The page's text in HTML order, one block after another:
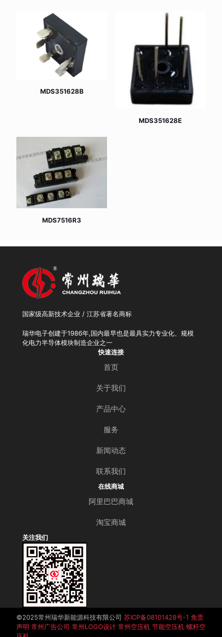
MDS351628B
MDS351628E
MDS7516R3
国家级高新技术企业 / 江苏省著名商标
瑞华电子创建于1986年,国内最早也是最具实力专业化、规模
化电力半导体模块制造企业之一
快速连接
首页
关于我们
产品中心
服务
新闻动态
联系我们
在线商城
阿里巴巴商城
淘宝商城
关注我们
©️2025常州瑞华新能源科技有限公司 苏ICP备08101428号-1 免责
声明 常州广告公司 常州LOGO设计 常州空压机 节能空压机 螺杆空